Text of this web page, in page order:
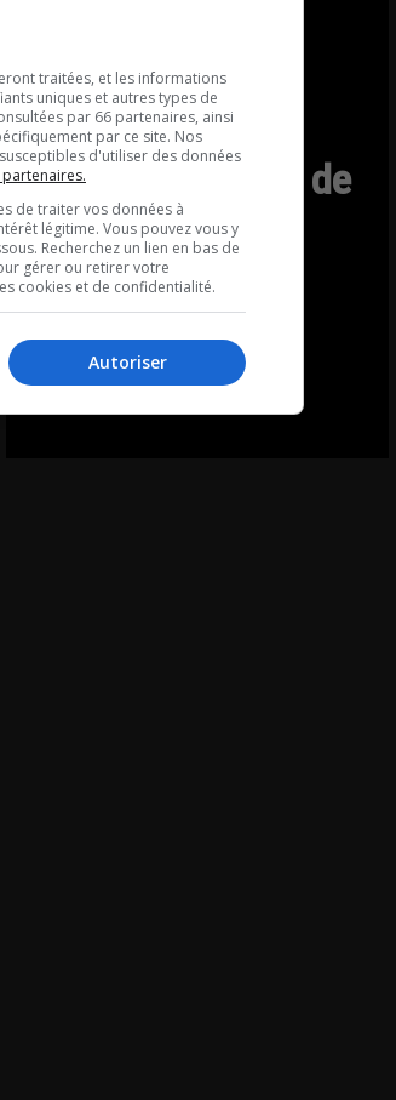
l’application qui
révolutionne les
rassemblements de
voitures et de
motos!
L’entrevue avec David
Beaudoin
traitées, et les informations
uniques et autres types de
par 66 partenaires, ainsi
par ce site. Nos
d'utiliser des données
de traiter vos données à
légitime. Vous pouvez vous y
Recherchez un lien en bas de
gérer ou retirer votre
cookies et de confidentialité.
Autoriser